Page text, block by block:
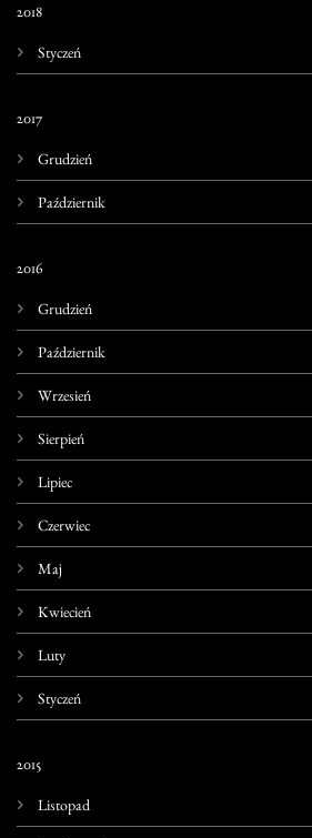
2018
Styczeń
2017
Grudzień
Październik
2016
Grudzień
Październik
Wrzesień
Sierpień
Lipiec
Czerwiec
Maj
Kwiecień
Luty
Styczeń
2015
Listopad